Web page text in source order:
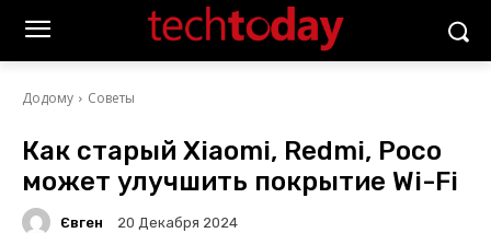
Додому Советы
Как старый Xiaomi, Redmi, Poco
может улучшить покрытие Wi-Fi
Євген 20 Декабря 2024